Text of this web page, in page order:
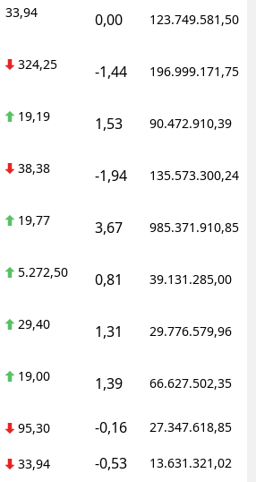
33,94 0,00 123.749.581,50
324,25 -1,44 196.999.171,75
19,19 1,53 90.472.910,39
38,38 -1,94 135.573.300,24
19,77 3,67 985.371.910,85
5.272,50 0,81 39.131.285,00
29,40 1,31 29.776.579,96
19,00 1,39 66.627.502,35
95,30 -0,16 27.347.618,85
33,94 -0,53 13.631.321,02